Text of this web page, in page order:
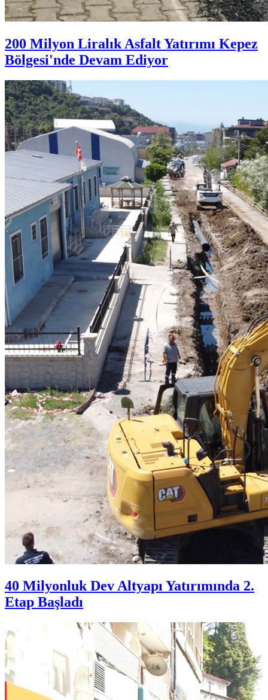
200 Milyon Liralık Asfalt Yatırımı Kepez
Bölgesi'nde Devam Ediyor
40 Milyonluk Dev Altyapı Yatırımında 2.
Etap Başladı